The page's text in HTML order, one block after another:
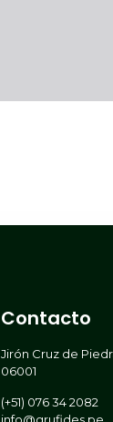
Contacto
Jirón Cruz de
06001
(+51) 076 34 2082
info@grufides.pe